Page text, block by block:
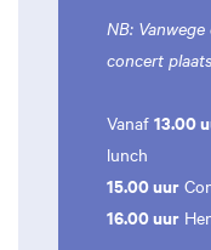
NB:
concert
Vanaf 13.00
lunch
15.00 uur
16.00 uur